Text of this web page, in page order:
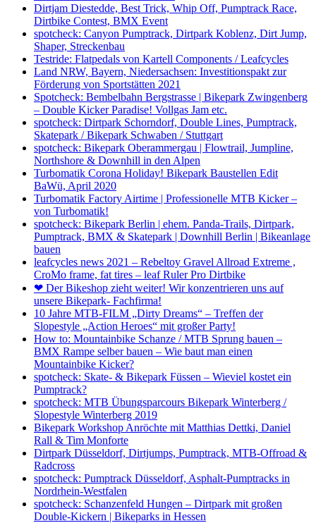
Dirtjam Diestedde, Best Trick, Whip Off, Pumptrack Race,
Dirtbike Contest, BMX Event
spotcheck: Canyon Pumptrack, Dirtpark Koblenz, Dirt Jump,
Shaper, Streckenbau
Testride: Flatpedals von Kartell Components / Leafcycles
Land NRW, Bayern, Niedersachsen: Investitionspakt zur
Förderung von Sportstätten 2021
Spotcheck: Bembelbahn Bergstrasse | Bikepark Zwingenberg
– Double Kicker Paradise! Vollgas Jam etc.
spotcheck: Dirtpark Schorndorf, Double Lines, Pumptrack,
Skatepark / Bikepark Schwaben / Stuttgart
spotcheck: Bikepark Oberammergau | Flowtrail, Jumpline,
Northshore & Downhill in den Alpen
Turbomatik Corona Holiday! Bikepark Baustellen Edit
BaWü, April 2020
Turbomatik Factory Airtime | Professionelle MTB Kicker –
von Turbomatik!
spotcheck: Bikepark Berlin | ehem. Panda-Trails, Dirtpark,
Pumptrack, BMX & Skatepark | Downhill Berlin | Bikeanlage
bauen
leafcycles news 2021 – Rebeltoy Gravel Allroad Extreme ,
CroMo frame, fat tires – leaf Ruler Pro Dirtbike
❤ Der Bikeshop zieht weiter! Wir konzentrieren uns auf
unsere Bikepark- Fachfirma!
10 Jahre MTB-FILM „Dirty Dreams“ – Treffen der
Slopestyle „Action Heroes“ mit großer Party!
How to: Mountainbike Schanze / MTB Sprung bauen –
BMX Rampe selber bauen – Wie baut man einen
Mountainbike Kicker?
spotcheck: Skate- & Bikepark Füssen – Wieviel kostet ein
Pumptrack?
spotcheck: MTB Übungsparcours Bikepark Winterberg /
Slopestyle Winterberg 2019
Bikepark Workshop Anröchte mit Matthias Dettki, Daniel
Rall & Tim Monforte
Dirtpark Düsseldorf, Dirtjumps, Pumptrack, MTB-Offroad &
Radcross
spotcheck: Pumptrack Düsseldorf, Asphalt-Pumptracks in
Nordrhein-Westfalen
spotcheck: Schanzenfeld Hungen – Dirtpark mit großen
Double-Kickern | Bikeparks in Hessen